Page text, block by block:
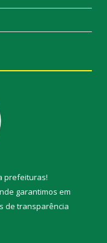
prefeituras!
garantimos em
de transparência